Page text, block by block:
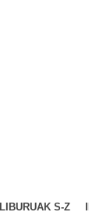
LIBURUAK S-Z